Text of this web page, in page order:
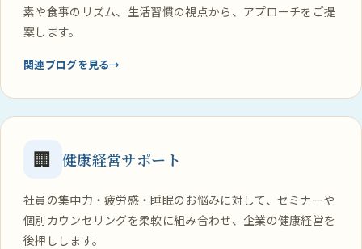
素や食事のリズム、生活習慣の視点から、アプローチをご提
案します。
関連ブログを見る
🏢 健康経営サポート
社員の集中力・疲労感・睡眠のお悩みに対して、セミナーや
個別カウンセリングを柔軟に組み合わせ、企業の健康経営を
後押しします。